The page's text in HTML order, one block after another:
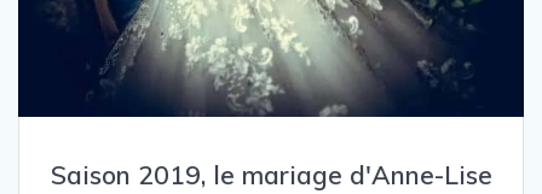
Saison 2019, le mariage d'Anne-Lise